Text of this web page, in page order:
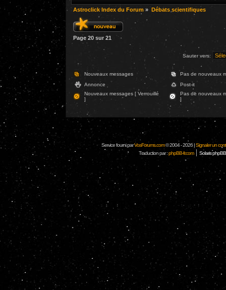
Astroclick Index du Forum » Débats scientifiques
Page 20 sur 21
Sauter vers:
Nouveaux messages
Pas de nouveaux
Annonce
Post-it
Nouveaux messages [ Verrouillé
]
Pas de nouveaux
]
Service fourni parVosForums.com© 2004 - 2026 |Signaler un
Traduction par :phpBB-fr.com| Solaris